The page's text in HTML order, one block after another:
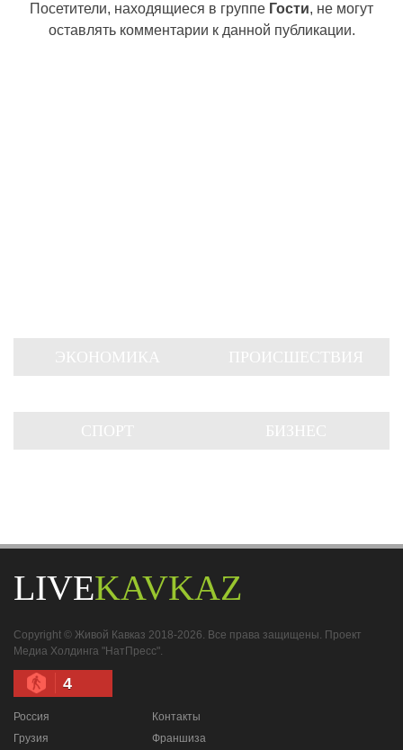
Посетители, находящиеся в группе Гости, не могут
оставлять комментарии к данной публикации.
LIVEKAVKAZ
Copyright © Живой Кавказ 2018-2026. Все права защищены. Проект
Медиа Холдинга "НатПресс".
4
Россия
Грузия
Контакты
Франшиза